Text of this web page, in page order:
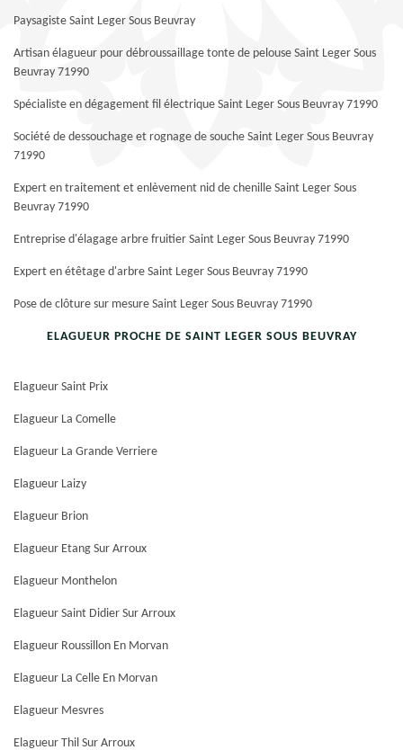
Paysagiste Saint Leger Sous Beuvray
Artisan élagueur pour débroussaillage tonte de pelouse Saint Leger Sous
Beuvray 71990
Spécialiste en dégagement fil électrique Saint Leger Sous Beuvray 71990
Société de dessouchage et rognage de souche Saint Leger Sous Beuvray
71990
Expert en traitement et enlèvement nid de chenille Saint Leger Sous
Beuvray 71990
Entreprise d'élagage arbre fruitier Saint Leger Sous Beuvray 71990
Expert en étêtage d'arbre Saint Leger Sous Beuvray 71990
Pose de clôture sur mesure Saint Leger Sous Beuvray 71990
ELAGUEUR PROCHE DE SAINT LEGER SOUS BEUVRAY
Elagueur Saint Prix
Elagueur La Comelle
Elagueur La Grande Verriere
Elagueur Laizy
Elagueur Brion
Elagueur Etang Sur Arroux
Elagueur Monthelon
Elagueur Saint Didier Sur Arroux
Elagueur Roussillon En Morvan
Elagueur La Celle En Morvan
Elagueur Mesvres
Elagueur Thil Sur Arroux